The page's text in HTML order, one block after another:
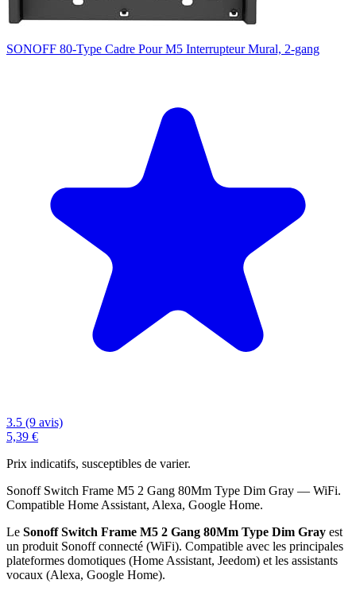
SONOFF 80-Type Cadre Pour M5 Interrupteur Mural, 2-gang
3.5 (9 avis)
5,39 €
Prix indicatifs, susceptibles de varier.
Sonoff Switch Frame M5 2 Gang 80Mm Type Dim Gray — WiFi.
Compatible Home Assistant, Alexa, Google Home.
Le Sonoff Switch Frame M5 2 Gang 80Mm Type Dim Gray est
un produit Sonoff connecté (WiFi). Compatible avec les principales
plateformes domotiques (Home Assistant, Jeedom) et les assistants
vocaux (Alexa, Google Home).